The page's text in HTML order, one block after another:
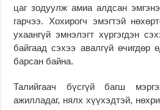
цаг зодуулж амиа алдсан
гарчээ. Хохирогч эмэгтэй
ухаангүй эмнэлэгт хүргэгдэн
байгаад сэхээ авалгүй өчигдөр
барсан байна.
Талийгаач бүсгүй багш
ажилладаг, нялх хүүхэдтэй,